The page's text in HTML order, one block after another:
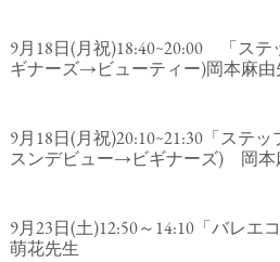
9月18日(月祝)18:40∼20:00 「ス
ギナーズ→ビューティー)岡本麻由
9月18日(月祝)20:10∼21:30「ステ
スンデビュー→ビギナーズ) 岡本
9月23日(土)12:50～14:10「バレ
萌花先生